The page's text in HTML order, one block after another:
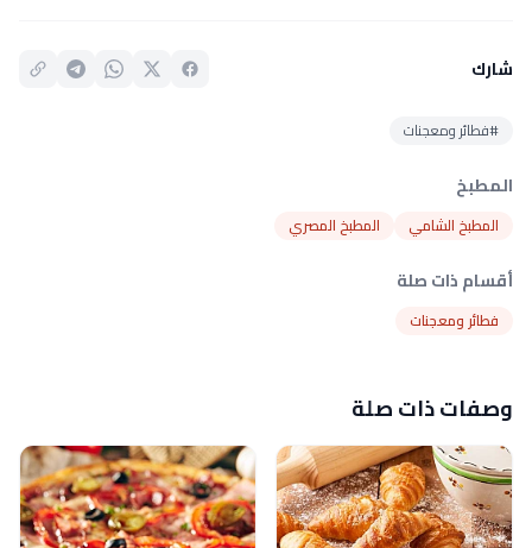
شارك
#فطائر ومعجنات
المطبخ
المطبخ الشامي المطبخ المصري
أقسام ذات صلة
فطائر ومعجنات
وصفات ذات صلة